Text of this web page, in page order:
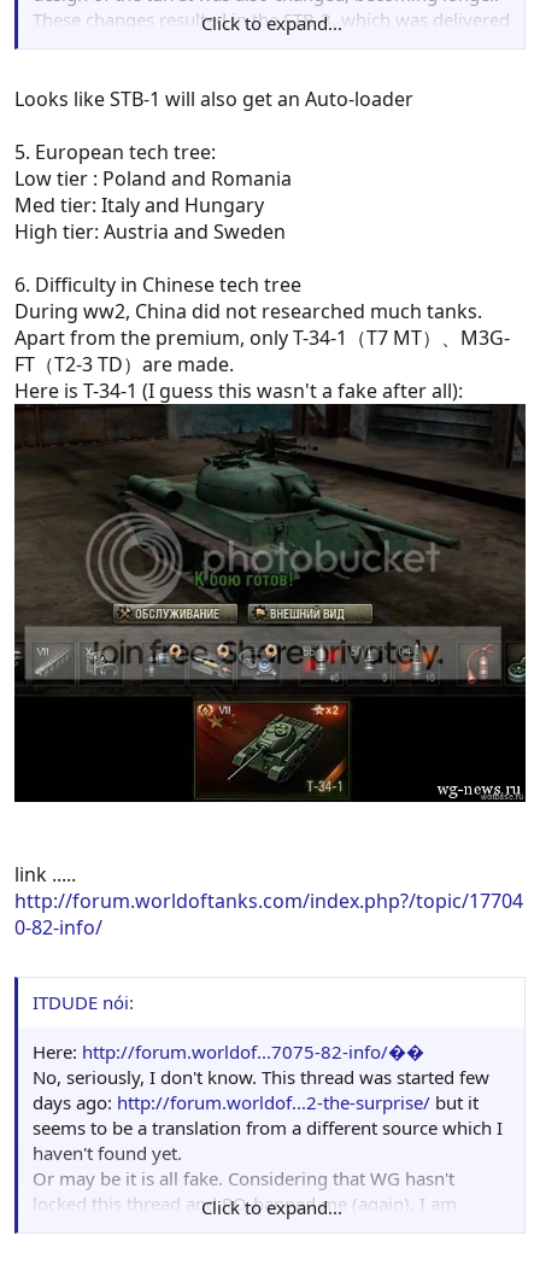
These changes resulted in the STB-3, which was delivered
in 1971. The final prototype designated STB-6 was
74 in September 1975, with 225 being delivered by
production running to 893 examples.
Click to expand...
Looks like STB-1 will also get an Auto-loader
5. European tech tree:
Low tier : Poland and Romania
Med tier: Italy and Hungary
High tier: Austria and Sweden
6. Difficulty in Chinese tech tree
During ww2, China did not researched much tanks.
Apart from the premium, only T-34-1（T7 MT）、M3G-
FT（T2-3 TD）are made.
Here is T-34-1 (I guess this wasn't a fake after all):
link .....
http://forum.worldoftanks.com/index.php?/topic/17704
0-82-info/
ITDUDE nói:
Here: http://forum.worldof...7075-82-info/��
No, seriously, I don't know. This thread was started few
days ago: http://forum.worldof...2-the-surprise/ but it
seems to be a translation from a different source which I
haven't found yet.
Or may be it is all fake. Considering that WG hasn't
locked this thread and RO-banned me (again), I am
leaning towards fake-ish...
Click to expand...